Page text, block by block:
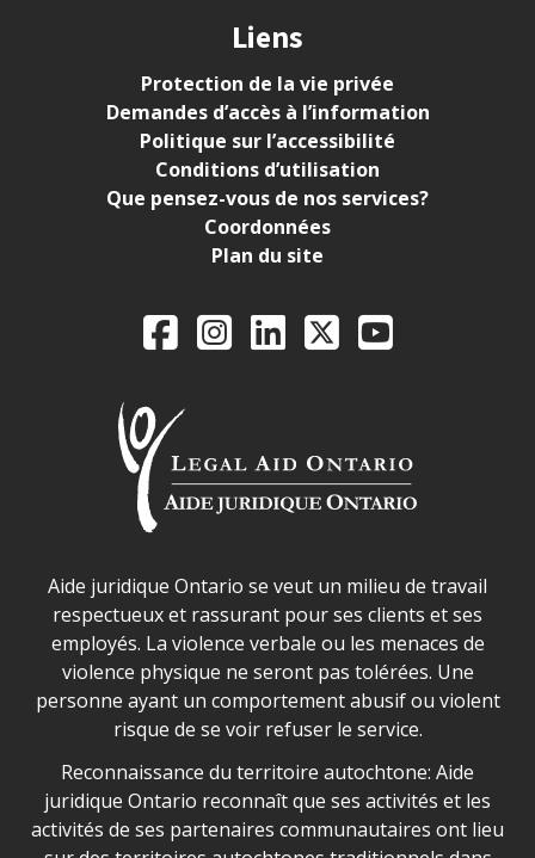
Liens
Protection de la vie privée
Demandes d’accès à l’information
Politique sur l’accessibilité
Conditions d’utilisation
Que pensez-vous de nos services?
Coordonnées
Plan du site
Legal Aid Ontario
FacebookInstagram
LinkedIn
X YouTube
Déclaration sur la sécurité dans les locaux d'AJO.
Aide juridique Ontario se veut un milieu de travail
respectueux et rassurant pour ses clients et ses
employés. La violence verbale ou les menaces de
violence physique ne seront pas tolérées. Une
personne ayant un comportement abusif ou violent
risque de se voir refuser le service.
Legal Aid Ontario land acknowledgement
Reconnaissance du territoire autochtone: Aide
juridique Ontario reconnaît que ses activités et les
activités de ses partenaires communautaires ont lieu